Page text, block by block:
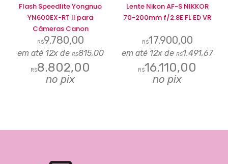
Flash Speedlite Yongnuo
YN600EX-RT II para
Câmeras Canon
R$9.780,00
em até 12x de R$815,00
R$8.802,00
no pix
Lente Nikon AF-S NIKKOR
70-200mm f/2.8E FL ED VR
R$17.900,00
em até 12x deR$1.491,67
R$16.110,00
no pix